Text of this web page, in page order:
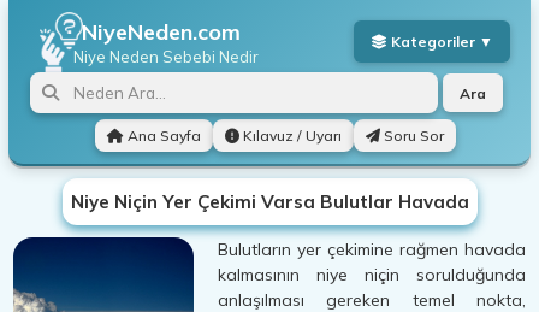
NiyeNeden.com
Niye Neden Sebebi Nedir
Ana Sayfa Kılavuz / Uyarı Soru Sor
Ara
Niye Niçin Yer Çekimi Varsa Bulutlar Havada
Bulutların yer çekimine rağmen havada
kalmasının niye niçin sorulduğunda
anlaşılması gereken temel nokta,